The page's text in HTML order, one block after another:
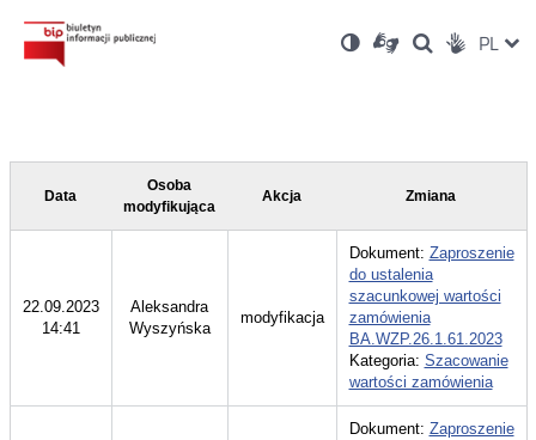
Ustawienia
Wersja
kontrastowa
Dla
niesłyszących
OtwórzOtwórz
w
Otwórz
w
Social PL
Data
Osoba
modyfikująca
Akcja Zmiana
22.09.2023
14:41
Aleksandra
Wyszyńska
modyfikacja
Dokument: Zaproszenie
do ustalenia
szacunkowej wartości
zamówienia
BA.WZP.26.1.61.2023
Kategoria: Szacowanie
wartości zamówienia
Dokument: Zaproszenie